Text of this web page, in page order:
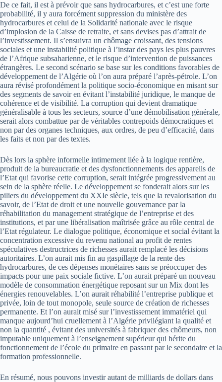
De ce fait, il est à prévoir que sans hydrocarbures, et c’est une forte
probabilité, il y aura forcément suppression du ministère des
hydrocarbures et celui de la Solidarité nationale avec le risque
d’implosion de la Caisse de retraite, et sans devises pas d’attrait de
l’investissement. Il s’ensuivra un chômage croissant, des tensions
sociales et une instabilité politique à l’instar des pays les plus pauvres
de l’Afrique subsaharienne, et le risque d’intervention de puissances
étrangères. Le second scénario se base sur les conditions favorables de
développement de l’Algérie où l’on aura préparé l’après-pétrole. L’on
aura révisé profondément la politique socio-économique en misant sur
des segments de savoir en évitant l’instabilité juridique, le manque de
cohérence et de visibilité. La corruption qui devient dramatique
généralisable à tous les secteurs, source d’une démobilisation générale,
serait alors combattue par de véritables contrepoids démocratiques et
non par des organes techniques, aux ordres, de peu d’efficacité, dans
les faits et non par des textes.
Dès lors la sphère informelle intimement liée à la logique rentière,
produit de la bureaucratie et des dysfonctionnements des appareils de
l’Etat qui favorise cette corruption, serait intégrée progressivement au
sein de la sphère réelle. Le développement se fonderait alors sur les
piliers du développement du XXIe siècle, tels que la revalorisation du
savoir, de l’Etat de droit et une nouvelle gouvernance par la
réhabilitation du management stratégique de l’entreprise et des
institutions, et par une libéralisation maîtrisée grâce au rôle central de
l’Etat régulateur. Le dialogue politique, économique et social évitant la
concentration excessive du revenu national au profit de rentes
spéculatives destructrices de richesses aurait remplacé les décisions
autoritaires. L’on aurait mis fin au gaspillage de la rente des
hydrocarbures, de ces dépenses monétaires sans se préoccuper des
impacts pour une paix sociale fictive. L’on aurait préparé un nouveau
modèle de consommation énergétique reposant sur un Mix dont les
énergies renouvelables. L’on aurait réhabilité l’entreprise publique et
privée, loin de tout monopole, seule source de création de richesses
permanente. Et l’on aurait misé sur l’investissement immatériel qui
manque aujourd’hui cruellement à l’Algérie privilégiant la qualité et
non la quantité , évitant des universités à fabriquer des chômeurs, non
imputable uniquement à l’enseignement supérieur qui hérite du
fonctionnement de l’école du primaire en passant par le secondaire et la
formation professionnelle.
En résumé, nous pouvons investir autant de milliards de dollars dans